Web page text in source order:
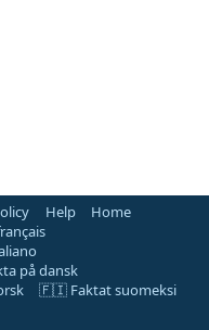
Help
Home
på dansk
🇫🇮 Faktat suomeksi